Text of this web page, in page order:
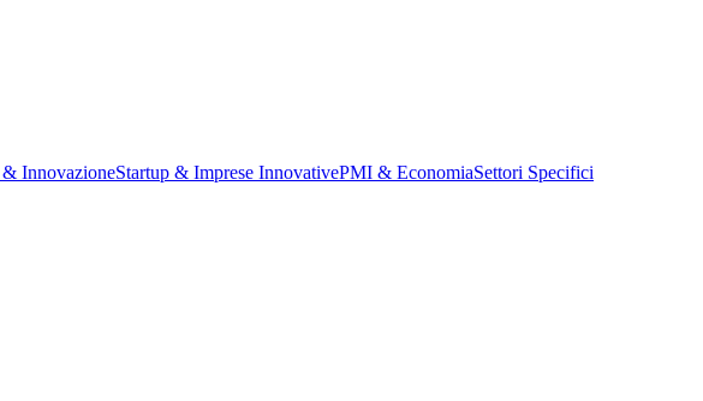
InnovazioneStartup & Imprese InnovativePMI & EconomiaSettori Specifici